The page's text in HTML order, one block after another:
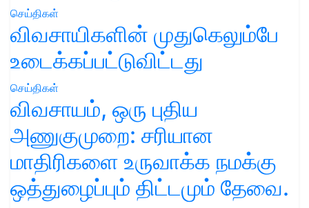
செய்திகள்
விவசாயிகளின் முதுகெலும்பே
உடைக்கப்பட்டுவிட்டது
செய்திகள்
விவசாயம், ஒரு புதிய
அணுகுமுறை: சரியான
மாதிரிகளை உருவாக்க நமக்கு
ஒத்துழைப்பும் திட்டமும் தேவை.